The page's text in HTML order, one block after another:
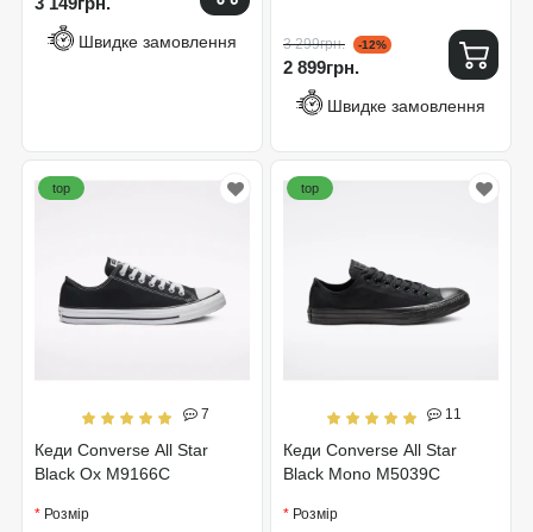
Швидке замовлення 3 299грн. -12%
2 899грн.
Швидке замовлення
7
Кеди Converse All Star
Black Ox M9166C
top
Розмір
11
Кеди Converse All Star
Black Mono M5039C
top
Розмір